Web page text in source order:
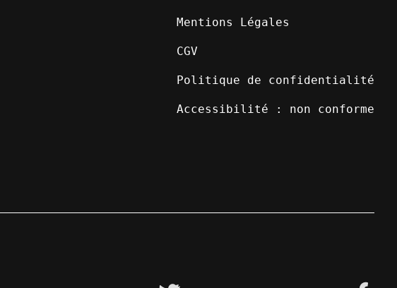
Mentions Légales
CGV
Politique de confidentialité
Accessibilité : non conforme